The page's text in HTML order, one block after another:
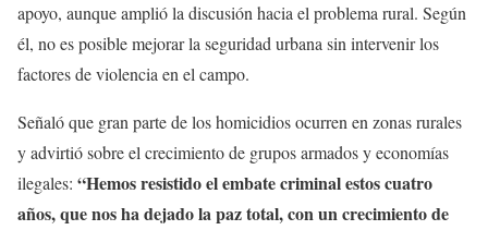
apoyo, aunque amplió la discusión hacia el problema rural. Según
él, no es posible mejorar la seguridad urbana sin intervenir los
factores de violencia en el campo.
Señaló que gran parte de los homicidios ocurren en zonas rurales
y advirtió sobre el crecimiento de grupos armados y economías
ilegales: “Hemos resistido el embate criminal estos cuatro
años, que nos ha dejado la paz total, con un crecimiento de